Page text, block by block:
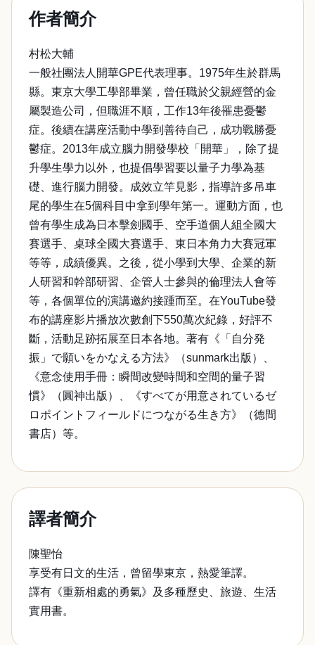
作者簡介
村松大輔
一般社團法人開華GPE代表理事。1975年生於群馬
縣。東京大學工學部畢業，曾任職於父親經營的金
屬製造公司，但職涯不順，工作13年後罹患憂鬱
症。後續在講座活動中學到善待自己，成功戰勝憂
鬱症。2013年成立腦力開發學校「開華」，除了提
升學生學力以外，也提倡學習要以量子力學為基
礎、進行腦力開發。成效立竿見影，指導許多吊車
尾的學生在5個科目中拿到學年第一。運動方面，也
曾有學生成為日本擊劍國手、空手道個人組全國大
賽選手、桌球全國大賽選手、東日本角力大賽冠軍
等等，成績優異。之後，從小學到大學、企業的新
人研習和幹部研習、企管人士參與的倫理法人會等
等，各個單位的演講邀約接踵而至。在YouTube發
布的講座影片播放次數創下550萬次紀錄，好評不
斷，活動足跡拓展至日本各地。著有《「自分発
振」で願いをかなえる方法》（sunmark出版）、
《意念使用手冊：瞬間改變時間和空間的量子習
慣》（圓神出版）、《すべてが用意されているゼ
ロポイントフィールドにつながる生き方》（德間
書店）等。
譯者簡介
陳聖怡
享受有日文的生活，曾留學東京，熱愛筆譯。
譯有《重新相處的勇氣》及多種歷史、旅遊、生活
實用書。